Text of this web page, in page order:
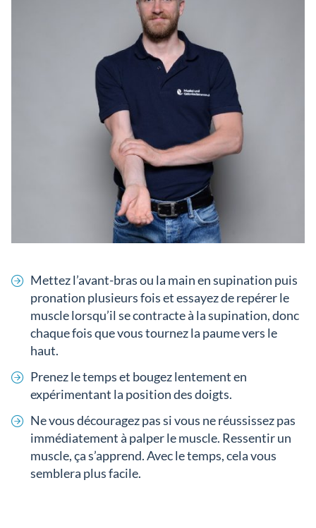
Mettez l’avant-bras ou la main en supination puis
pronation plusieurs fois et essayez de repérer le
muscle lorsqu’il se contracte à la supination, donc
chaque fois que vous tournez la paume vers le
haut.
Prenez le temps et bougez lentement en
expérimentant la position des doigts.
Ne vous découragez pas si vous ne réussissez pas
immédiatement à palper le muscle. Ressentir un
muscle, ça s’apprend. Avec le temps, cela vous
semblera plus facile.